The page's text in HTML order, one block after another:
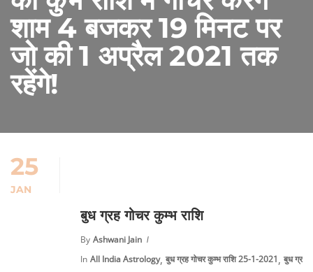
शाम 4 बजकर 19 मिनट पर
जो की 1 अप्रैल 2021 तक
रहेंगे!
25
JAN
बुध ग्रह गोचर कुम्भ राशि
By Ashwani Jain
In All India Astrology, बुध ग्रह गोचर कुम्भ राशि 25-1-2021, बुध ग्रह